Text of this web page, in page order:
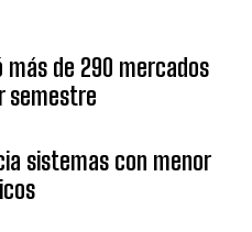
de 290 mercados
semestre
sistemas con menor